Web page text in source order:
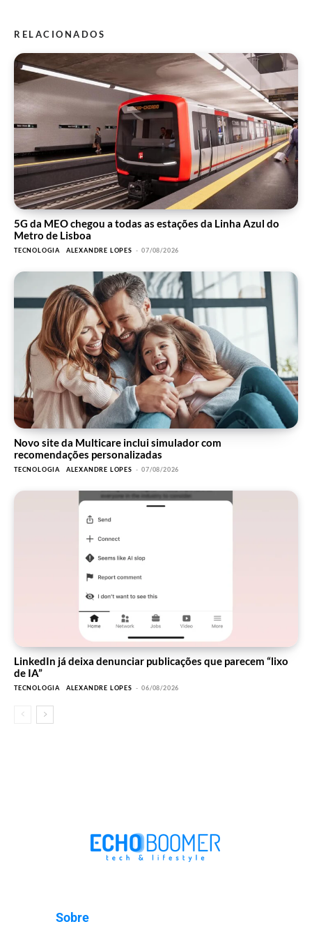
RELACIONADOS
5G da MEO chegou a todas as estações da Linha Azul do
Metro de Lisboa
TECNOLOGIA ALEXANDRE LOPES - 07/08/2026
Novo site da Multicare inclui simulador com
recomendações personalizadas
TECNOLOGIA ALEXANDRE LOPES - 07/08/2026
LinkedIn já deixa denunciar publicações que parecem “lixo
de IA”
TECNOLOGIA ALEXANDRE LOPES - 06/08/2026
Sobre